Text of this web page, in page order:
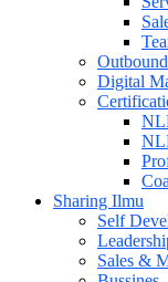
Digital
Sharing Ilmu
Self
Sales &